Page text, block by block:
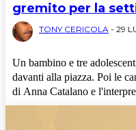
gremito per la
TONY CERICOLA - 29
Un bambino e tre
davanti alla piazza. Poi le
di Anna Catalano e